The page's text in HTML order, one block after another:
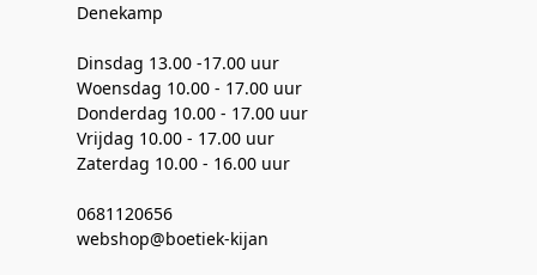
Denekamp
Dinsdag 13.00 -17.00 uur
Woensdag 10.00 - 17.00 uur
Donderdag 10.00 - 17.00 uur
Vrijdag 10.00 - 17.00 uur
Zaterdag 10.00 - 16.00 uur
0681120656
webshop@boetiek-kijan